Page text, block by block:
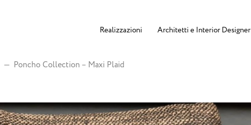
Realizzazioni Architetti e Interior Designer
— Poncho Collection – Maxi Plaid